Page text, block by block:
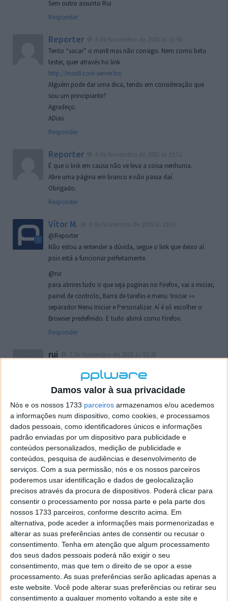
Damos valor à sua privacidade
Nós e os nossos 1733 parceiros armazenamos e/ou acedemos
a informações num dispositivo, como cookies, e processamos
dados pessoais, como identificadores únicos e informações
padrão enviadas por um dispositivo para publicidade e
conteúdos personalizados, medição de publicidade e
conteúdos, pesquisa de audiências e desenvolvimento de
serviços. Com a sua permissão, nós e os nossos parceiros
poderemos usar identificação e dados de geolocalização
precisos através da procura de dispositivos. Poderá clicar para
consentir o processamento por nossa parte e pela parte dos
nossos 1733 parceiros, conforme descrito acima. Em
alternativa, pode aceder a informações mais pormenorizadas e
alterar as suas preferências antes de consentir ou recusar o
consentimento. Tenha em atenção que algum processamento
dos seus dados pessoais poderá não exigir o seu
consentimento, mas que tem o direito de se opor a esse
processamento. As suas preferências serão aplicadas apenas a
este website. Você pode alterar suas preferências ou retirar seu
consentimento a qualquer momento voltando a este site e
Sem outro assunto Rui
Responder
Reporter
Tento “sacar” o msn8 mas não consigo. Nem como beta
tester, quer através ho link
http://msn8.core-server.be/
Alguém pode dar uma dica, tendo em consideração que
sou um principiante?
Agradeço.
ADias
Responder
Reporter
É que o link em causa não ve leva a coisa nenhuma.
Abre uma página em branco e não passa daí.
Obrigado.
Responder
Vítor M.
@Reporter
Não estou a entender a dúvida, segue o link que deixo aí
pois está a funcionar perfeitamente.
@rui
para abrires tudo o que seja paginas no Firefox, vai a iniciar,
painel de controlo, Barra de tarefas e menu ‘Iniciar »»
separador Menu Iniciar e Personalizar. Aí é só escolher o
Browser predefinido. E tudo abrirá como Firefox.
Responder
rui
localizaçao referida n se encontra la nada k me permita por
o firefox como browser predefenido
Ja percorri o painel
tentei apagar o explorer na tentativa de forçar o uso do
firefox mas em vao. Kaso te lembres de outra dica fico
agradecido, caso contrario obrigado a mesma
Responder
Vítor M.
7 de Novembro de 2005 às 01:39
@Reporter
Desculpa mas o link funciona. Seja como for segue por mail
o MSn Messenger 8.
Responder
Vítor M.
@Rui
Tens de encontrar o que te falei. Faz da seguinte maneira,
janela iniciar e no topo dessa janela com o botão direito do
rato faz propriedades. Depois no separador Menu ‘Iniciar’
clica no botão ‘Personalizar’ aí encontrarás no separador